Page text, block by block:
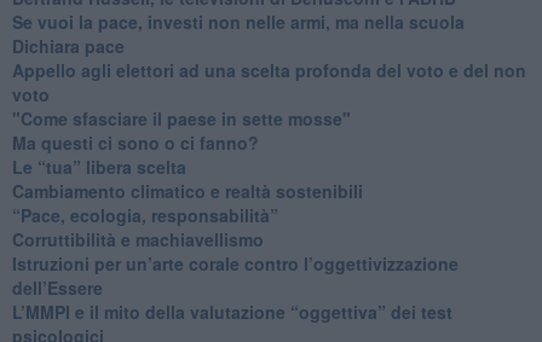
​Se vuoi la pace, investi non nelle armi, ma nella scuola
​Dichiara pace
​Appello agli elettori ad una scelta profonda del voto e del non
voto
"Come sfasciare il paese in sette mosse"
​Ma questi ci sono o ci fanno?
​Le “tua” libera scelta
Cambiamento climatico e realtà sostenibili
“Pace, ecologia, responsabilità”
​Corruttibilità e machiavellismo
Istruzioni per un’arte corale contro l’oggettivizzazione
dell’Essere
​L’MMPI e il mito della valutazione “oggettiva” dei test
psicologici